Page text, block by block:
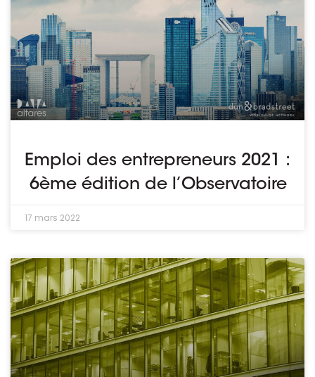
Emploi des entrepreneurs 2021 :
6ème édition de l’Observatoire
17 mars 2022